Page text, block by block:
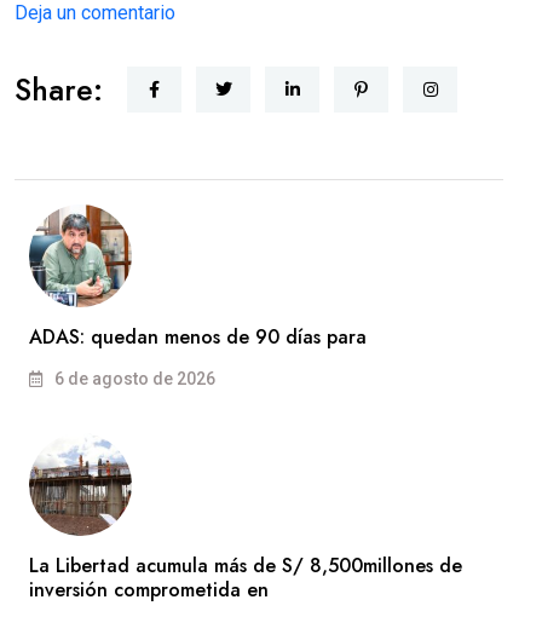
Deja un comentario
Share:
ADAS: quedan menos de 90 días para
6 de agosto de 2026
La Libertad acumula más de S/ 8,500millones de
inversión comprometida en